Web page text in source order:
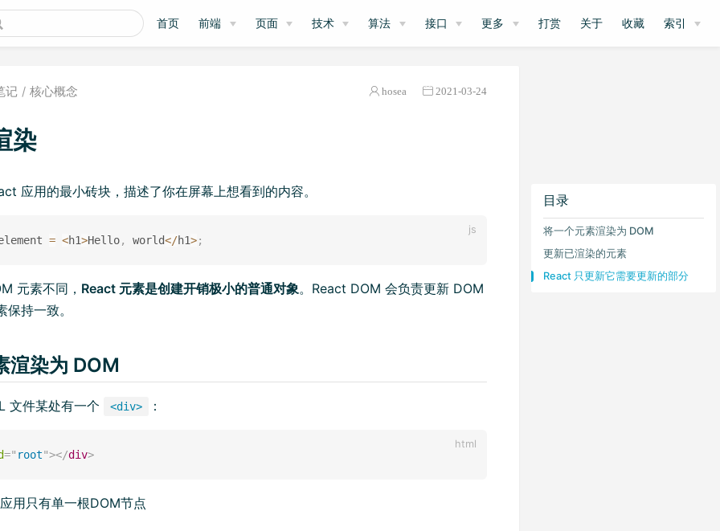
首页 前端 页面 技术 算法 接口 更多 打赏 关于 收藏 索引
记 核心概念 hosea 2021-03-24
目录
将一个元素渲染为 DOM
更新已渲染的元素
React 只更新它需要更新的部分
染
应用的最小砖块，描述了你在屏幕上想看到的内容。
= <h1>Hello, world</h1>;
元素不同， React 元素是创建开销极小的普通对象。React DOM 会负责更新 DOM
持一致。
渲染为 DOM
文件某处有一个 <div> ：
=" root"></div>
用只有单一根DOM节点